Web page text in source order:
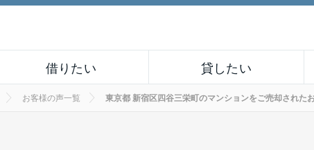
借りたい 貸したい
お客様の声一覧 東京都 新宿区四谷三栄町のマンションをご売却された